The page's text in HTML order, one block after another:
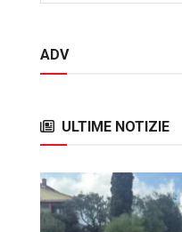
ADV
ULTIME NOTIZIE